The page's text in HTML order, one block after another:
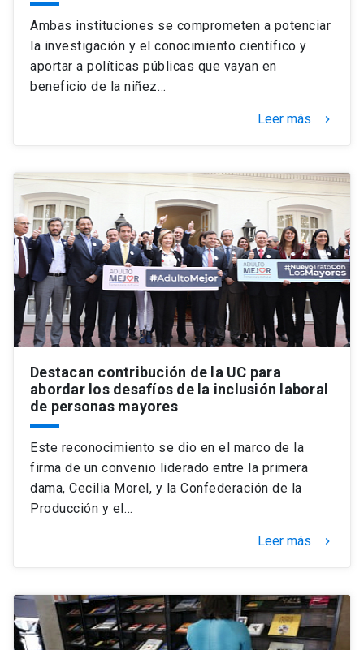
Ambas instituciones se comprometen a potenciar
la investigación y el conocimiento científico y
aportar a políticas públicas que vayan en
beneficio de la niñez…
Leer más keyboard_arrow_right
Destacan contribución de la UC para
abordar los desafíos de la inclusión laboral
de personas mayores
Este reconocimiento se dio en el marco de la
firma de un convenio liderado entre la primera
dama, Cecilia Morel, y la Confederación de la
Producción y el…
Leer más keyboard_arrow_right